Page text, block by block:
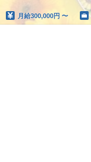
月給300,000円 〜